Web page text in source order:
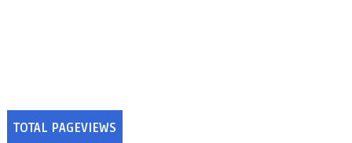
TOTAL PAGEVIEWS